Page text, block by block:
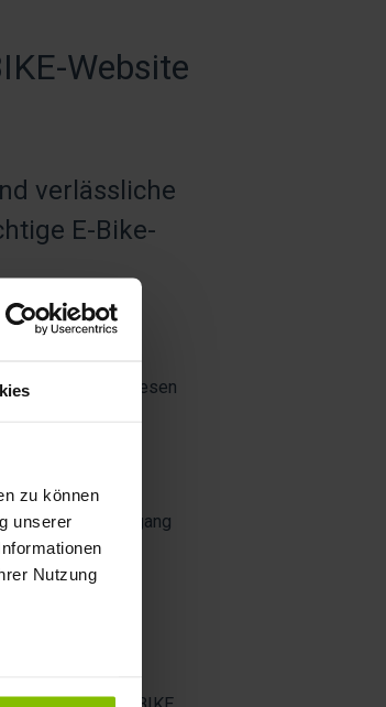
zu können
unserer
Nutzung
Website
verlässliche
E-Bike-
wir diesen
Wareneingang
und